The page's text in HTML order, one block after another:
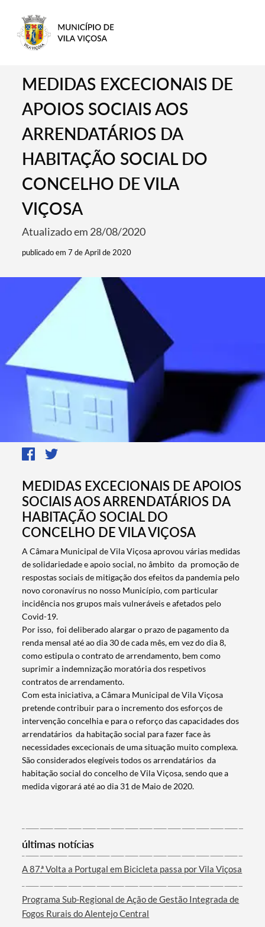
Termo de Pesquisa
Categorias gerais
Filtros
MEDIDAS EXCECIONAIS DE
APOIOS SOCIAIS AOS
ARRENDATÁRIOS DA
HABITAÇÃO SOCIAL DO
CONCELHO DE VILA
VIÇOSA
Atualizado em 28/08/2020
publicado em 7 de April de 2020
MEDIDAS EXCECIONAIS DE APOIOS
SOCIAIS AOS ARRENDATÁRIOS DA
HABITAÇÃO SOCIAL DO
CONCELHO DE VILA VIÇOSA
​A Câmara Municipal de Vila Viçosa aprovou várias medidas
de solidariedade e apoio social, no âmbito da promoção de
respostas sociais de mitigação dos efeitos da pandemia pelo
novo coronavírus no nosso Município, com particular
incidência nos grupos mais vulneráveis e afetados pelo
Covid-19.
Por isso, foi deliberado alargar o prazo de pagamento da
renda mensal até ao dia 30 de cada mês, em vez do dia 8,
como estipula o contrato de arrendamento, bem como
suprimir a indemnização moratória dos respetivos
contratos de arrendamento.
Com esta iniciativa, a Câmara Municipal de Vila Viçosa
pretende contribuir para o incremento dos esforços de
intervenção concelhia e para o reforço das capacidades dos
arrendatários da habitação social para fazer face às
necessidades excecionais de uma situação muito complexa.
São considerados elegíveis todos os arrendatários da
habitação social do concelho de Vila Viçosa, sendo que a
medida vigorará até ao dia 31 de Maio de 2020.
últimas notícias
A 87.ª Volta a Portugal em Bicicleta passa por Vila Viçosa
Programa Sub-Regional de Ação de Gestão Integrada de
Fogos Rurais do Alentejo Central